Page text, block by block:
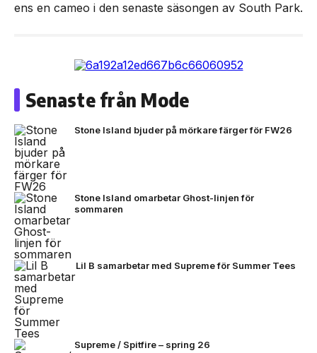
ens en cameo i den senaste säsongen av South Park.
Senaste från Mode
Stone Island bjuder på mörkare färger för FW26
Stone Island omarbetar Ghost-linjen för
sommaren
Lil B samarbetar med Supreme för Summer Tees
Supreme / Spitfire – spring 26